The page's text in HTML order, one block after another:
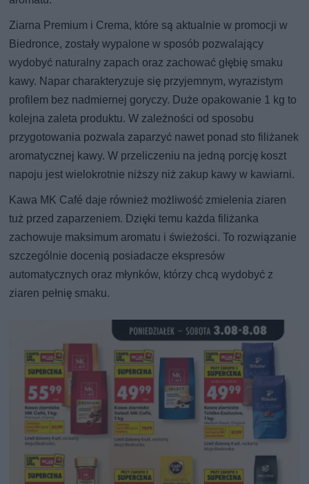
Ziarna Premium i Crema, które są aktualnie w promocji w
Biedronce, zostały wypalone w sposób pozwalający
wydobyć naturalny zapach oraz zachować głębię smaku
kawy. Napar charakteryzuje się przyjemnym, wyrazistym
profilem bez nadmiernej goryczy. Duże opakowanie 1 kg to
kolejna zaleta produktu. W zależności od sposobu
przygotowania pozwala zaparzyć nawet ponad sto filiżanek
aromatycznej kawy. W przeliczeniu na jedną porcję koszt
napoju jest wielokrotnie niższy niż zakup kawy w kawiarni.
Kawa MK Café daje również możliwość zmielenia ziaren
tuż przed zaparzeniem. Dzięki temu każda filiżanka
zachowuje maksimum aromatu i świeżości. To rozwiązanie
szczególnie docenią posiadacze ekspresów
automatycznych oraz młynków, którzy chcą wydobyć z
ziaren pełnię smaku.